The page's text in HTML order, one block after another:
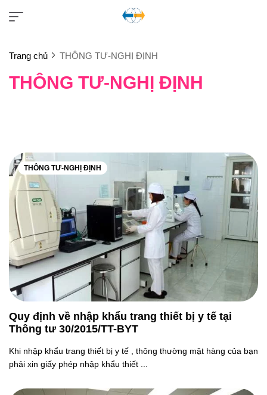
Trang chủ THÔNG TƯ-NGHỊ ĐỊNH
THÔNG TƯ-NGHỊ ĐỊNH
THÔNG TƯ-NGHỊ ĐỊNH
Quy định về nhập khẩu trang thiết bị y tế tại
Thông tư 30/2015/TT-BYT
Khi nhập khẩu trang thiết bị y tế , thông thường mặt hàng của bạn
phải xin giấy phép nhập khẩu thiết ...